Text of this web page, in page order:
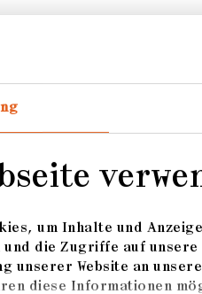
um Inhalte und
und die Zugriffe auf
unserer Website an
diese Informationen